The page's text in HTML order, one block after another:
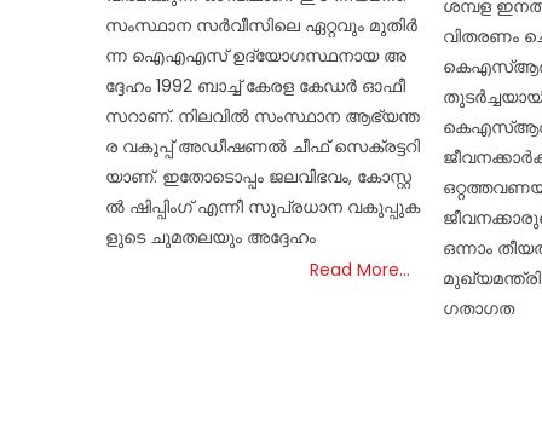
സം​സ്ഥാ​ന സ​ർ​വീ​സി​ലെ ഏ​റ്റ​വും മു​തി​ർ​
ന്ന ഐ​എ​എ​സ് ഉ​ദ്യോ​ഗ​സ്ഥ​നാ​യ അ​
ദ്ദേ​ഹം 1992 ബാ​ച്ച് കേ​ര​ള കേ​ഡ​ർ ഓ​ഫീ​
സ​റാ​ണ്. നി​ല​വി​ൽ സം​സ്ഥാ​ന ആ​ഭ്യ​ന്ത​
ര വ​കു​പ്പ് അ​ഡീ​ഷ​ണ​ൽ ചീ​ഫ് സെ​ക്ര​ട്ട​റി​
യാ​ണ്. ഇ​തോ​ടൊ​പ്പം ജ​ല​വി​ഭ​വം, കോ​സ്റ്റ​
ൽ ഷി​പ്പിം​ഗ് എ​ന്നീ സു​പ്ര​ധാ​ന വ​കു​പ്പു​ക​
ളു​ടെ ചു​മ​ത​ല​യും അ​ദ്ദേ​ഹം
Read More…
ശമ്പള
വിതരണം
ഒന്നാം
ഗതാഗത